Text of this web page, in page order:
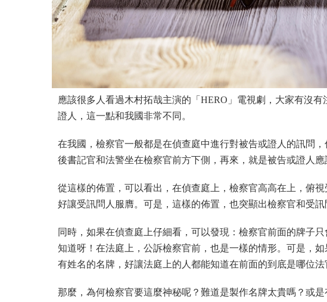
應該很多人看過木村拓哉主演的「HERO」電視劇，大家有沒
證人，這一點和我國非常不同。
在我國，檢察官一般都是在偵查庭中進行對被告或證人的訊問
後書記官和法警坐在檢察官前方下側，再來，就是被告或證人應
從這樣的佈置，可以看出，在偵查庭上，檢察官高高在上，俯
好讓受訊問人服膺。可是，這樣的佈置，也突顯出檢察官和受
同時，如果在偵查庭上仔細看，可以發現：檢察官前面的牌子
知道呀！在法庭上，公訴檢察官前，也是一樣的情形。可是，
有姓名的名牌，好讓法庭上的人都能知道在前面的到底是哪位法
那麼，為何檢察官要這麼神秘呢？難道是製作名牌太貴嗎？或